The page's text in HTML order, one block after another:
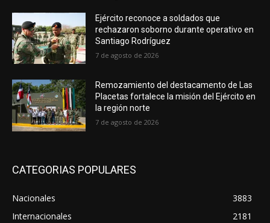
Ejército reconoce a soldados que
rechazaron soborno durante operativo en
Santiago Rodríguez
7 de agosto de 2026
Remozamiento del destacamento de Las
Placetas fortalece la misión del Ejército en
la región norte
7 de agosto de 2026
CATEGORIAS POPULARES
Nacionales
3883
Internacionales
2181